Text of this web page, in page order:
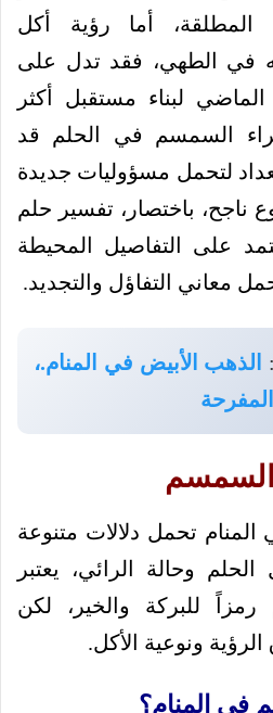
المطلقة، أما رؤية أكل
في الطهي، فقد تدل على
لبناء مستقبل أكثر
السمسم في الحلم قد
لتحمل مسؤوليات جديدة
ناجح، باختصار، تفسير حلم
على التفاصيل المحيطة
معاني التفاؤل والتجديد.
الذهب الأبيض في المنام.،
السمسم
تحمل دلالات متنوعة
وحالة الرائي، يعتبر
للبركة والخير، لكن
ونوعية الأكل.
في المنام؟